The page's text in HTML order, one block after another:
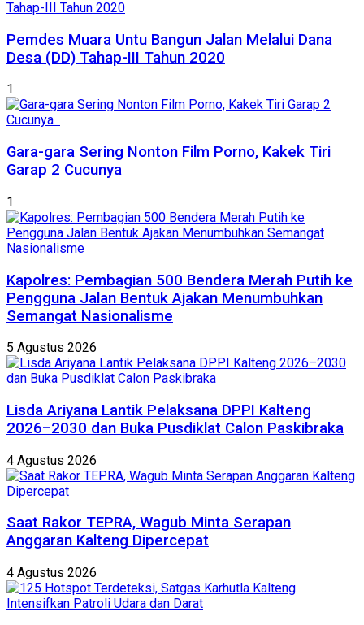
Pemdes Muara Untu Bangun Jalan Melalui Dana
Desa (DD) Tahap-III Tahun 2020
1
Gara-gara Sering Nonton Film Porno, Kakek Tiri
Garap 2 Cucunya
1
Kapolres: Pembagian 500 Bendera Merah Putih ke
Pengguna Jalan Bentuk Ajakan Menumbuhkan
Semangat Nasionalisme
5 Agustus 2026
Lisda Ariyana Lantik Pelaksana DPPI Kalteng
2026–2030 dan Buka Pusdiklat Calon Paskibraka
4 Agustus 2026
Saat Rakor TEPRA, Wagub Minta Serapan
Anggaran Kalteng Dipercepat
4 Agustus 2026